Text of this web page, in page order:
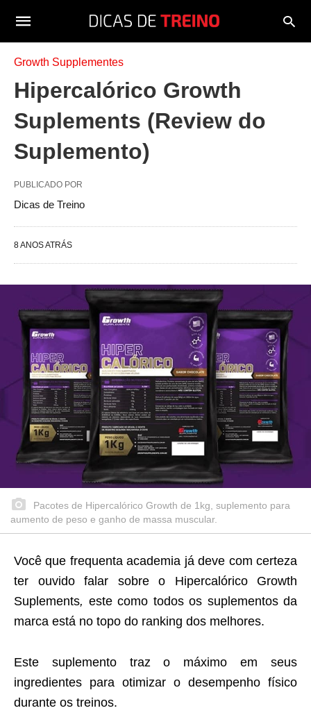
Growth Supplementes
Hipercalórico Growth
Suplements (Review do
Suplemento)
PUBLICADO POR
Dicas de Treino
8 ANOS ATRÁS
Pacotes de Hipercalórico Growth de 1kg, suplemento para
aumento de peso e ganho de massa muscular.
Você que frequenta academia já deve com certeza
ter ouvido falar sobre o Hipercalórico Growth
Suplements, este como todos os suplementos da
marca está no topo do ranking dos melhores.
Este suplemento traz o máximo em seus
ingredientes para otimizar o desempenho físico
durante os treinos.